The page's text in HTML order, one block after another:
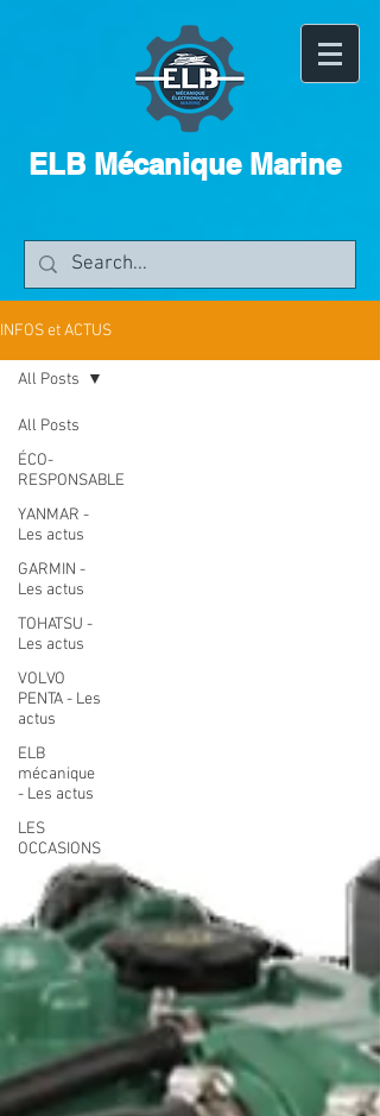
ELB Mécanique Marine
INFOS et ACTUS
All Posts
ÉCO-
RESPONSABLE
YANMAR -
Les actus
GARMIN -
Les actus
TOHATSU -
Les actus
VOLVO
PENTA - Les
actus
ELB
mécanique
- Les actus
LES
OCCASIONS
All Posts